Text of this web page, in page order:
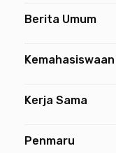
Berita Umum
Kemahasiswaan
Kerja Sama
Penmaru